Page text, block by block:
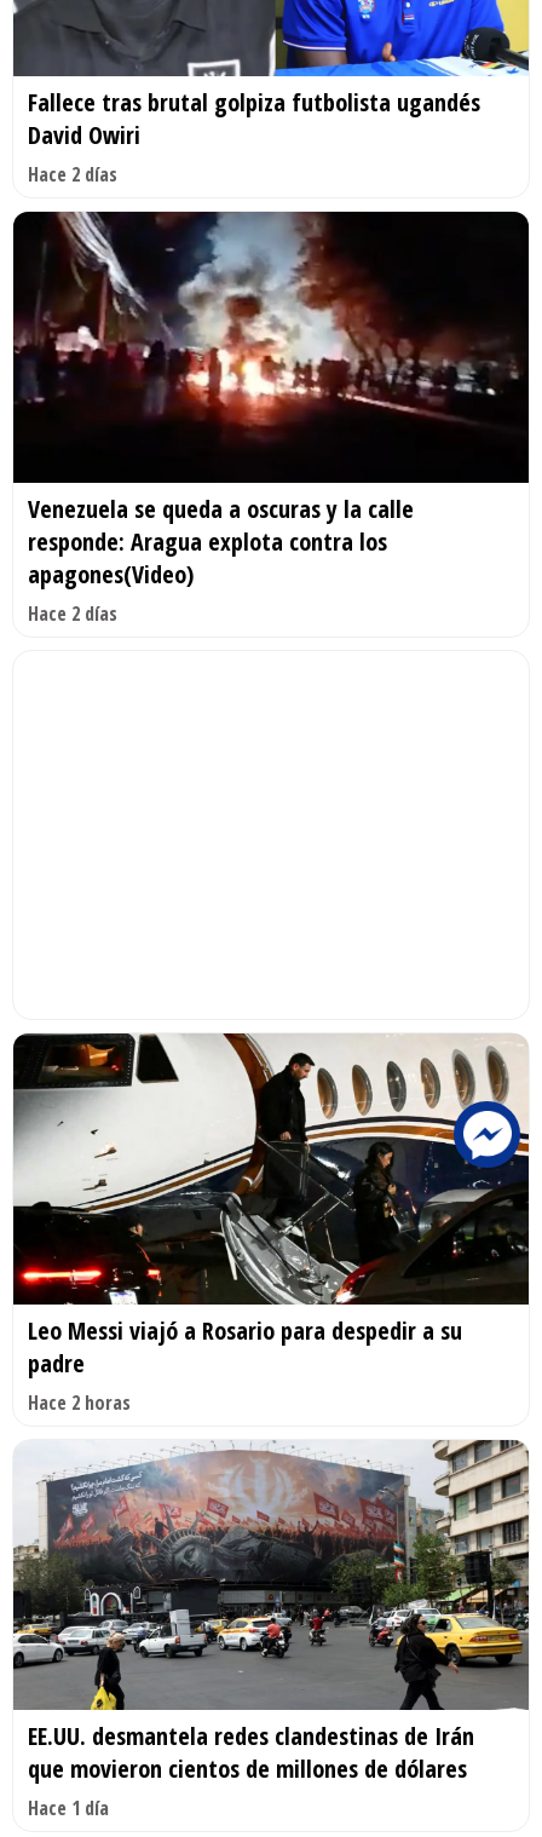
Fallece tras brutal golpiza futbolista ugandés
David Owiri
Hace 2 días
Venezuela se queda a oscuras y la calle
responde: Aragua explota contra los
apagones(Video)
Hace 2 días
Leo Messi viajó a Rosario para despedir a su
padre
Hace 2 horas
EE.UU. desmantela redes clandestinas de Irán
que movieron cientos de millones de dólares
Hace 1 día